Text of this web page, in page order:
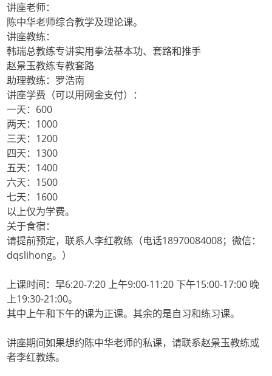
讲座老师：
陈中华老师综合教学及理论课。
讲座教练：
韩瑞总教练专讲实用拳法基本功、套路和推手
赵景玉教练专教套路
助理教练：罗浩南
讲座学费（可以用网金支付）：
一天：600
两天：1000
三天：1200
四天：1300
五天：1400
六天：1500
七天：1600
以上仅为学费。
关于食宿：
请提前预定，联系人李红教练（电话18970084008；微信：
dqslihong。）
上课时间：早6:20-7:20 上午9:00-11:20 下午15:00-17:00 晚
上19:30-21:00。
其中上午和下午的课为正课。其余的是自习和练习课。
讲座期间如果想约陈中华老师的私课，请联系赵景玉教练或
者李红教练。